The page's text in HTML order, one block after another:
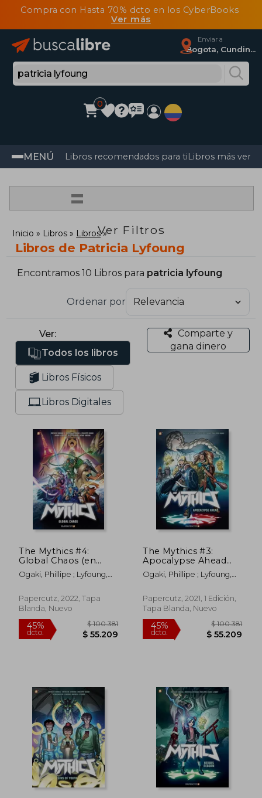
Compra con Hasta 70% dcto en los CyberBooks
Ver más
Enviar a
Bogota, Cundinamarca
0
MENÚ Libros recomendados para tiLibros más
=
Ver Filtros
Inicio Libros Libros
Libros de Patricia Lyfoung
Encontramos 10 Libros para patricia lyfoung
Ordenar por
Ver:
Todos los libros
Libros Físicos
Libros Digitales
Comparte y
gana dinero
The Mythics #4:
Global Chaos (en
Inglés)
Ogaki, Phillipe ; Lyfoung,
Papercutz, 2022, Tapa
Blanda, Nuevo
45%
dcto. $ 55.209
The Mythics #3:
Apocalypse Ahead
(en Inglés)
Ogaki, Phillipe ; Lyfoung,
Papercutz, 2021, 1 Edición,
Tapa Blanda, Nuevo
45%
dcto.